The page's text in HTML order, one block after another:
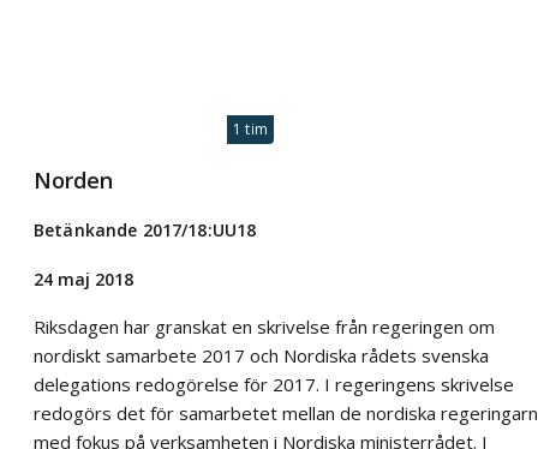
1 tim
Norden
Betänkande 2017/18:UU18
24 maj 2018
Riksdagen har granskat en skrivelse från regeringen om
nordiskt samarbete 2017 och Nordiska rådets svenska
delegations redogörelse för 2017. I regeringens skrivelse
redogörs det för samarbetet mellan de nordiska
med fokus på verksamheten i Nordiska ministerrådet. I